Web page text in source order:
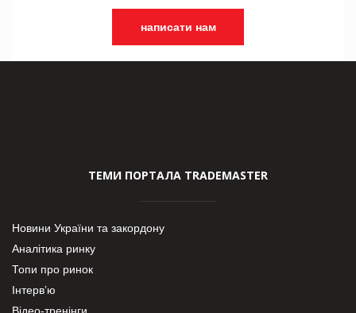
написати нам
ТЕМИ ПОРТАЛА TRADEMASTER
Новини України та закордону
Аналітика ринку
Топи про ринок
Інтерв’ю